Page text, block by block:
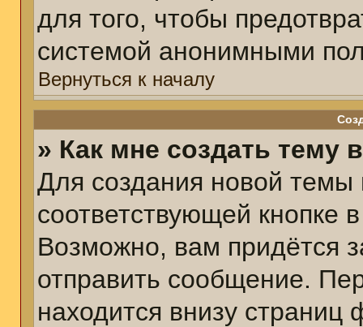
для того, чтобы
системой анонимными
Вернуться к началу
» Как мне создать тему
Для создания новой
соответствующей кнопке
Возможно, вам придётся
отправить сообщение.
находится внизу